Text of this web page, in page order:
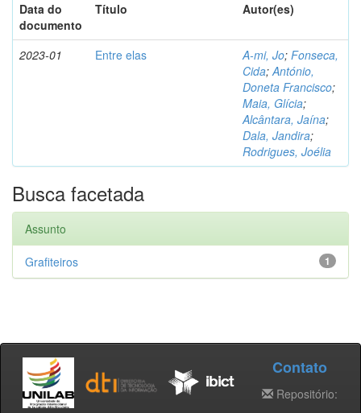
Data do
documento
Título Autor(es)
2023-01 Entre elas A-mi, Jo; Fonseca,
Cida;António,
Doneta Francisco;
Maia, Glícia;
Alcântara, Jaína;
Dala, Jandira;
Rodrigues, Joélia
Busca facetada
Assunto
1
Grafiteiros
Contato
Repositório: